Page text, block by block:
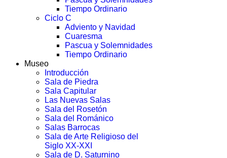
Tiempo Ordinario
Ciclo C
Adviento y Navidad
Cuaresma
Pascua y Solemnidades
Tiempo Ordinario
Museo
Introducción
Sala de Piedra
Sala Capitular
Las Nuevas Salas
Sala del Rosetón
Sala del Románico
Salas Barrocas
Sala de Arte Religioso del
Siglo XX-XXI
Sala de D. Saturnino